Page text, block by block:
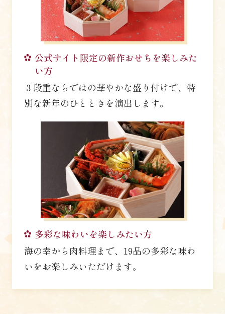
公式サイト限定の新作おせちを楽しみた
い方
３段重ならではの華やかな盛り付けで、特
別な新年のひとときを演出します。
多彩な味わいを楽しみたい方
海の幸から肉料理まで、19品の多彩な味わ
いをお楽しみいただけます。